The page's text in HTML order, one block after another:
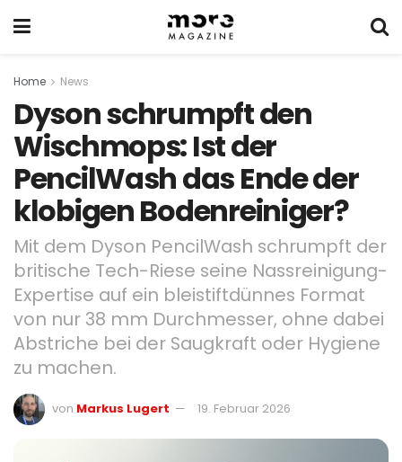
Home News
Dyson schrumpft den
Wischmops: Ist der
PencilWash das Ende der
klobigen Bodenreiniger?
Mit dem Dyson PencilWash schrumpft der
britische Tech-Riese seine Nassreinigung-
Expertise auf ein bleistiftdünnes Format
von nur 38 mm Durchmesser, ohne dabei
Abstriche bei der Saugkraft oder Hygiene
zu machen.
von Markus Lugert 19. Februar 2026